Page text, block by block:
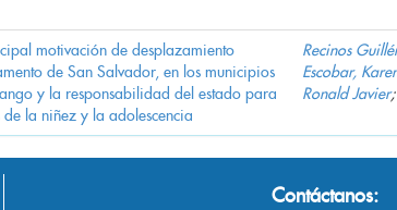
motivación de desplazamiento
de San Salvador, en los municipios
y la responsabilidad del estado para
la niñez y la adolescencia
Recinos
Escobar,
Ronald Javier;
Contáctanos: